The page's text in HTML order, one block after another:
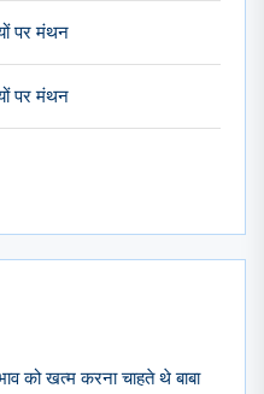
पर मंथन
पर मंथन
को खत्म करना चाहते थे बाबा